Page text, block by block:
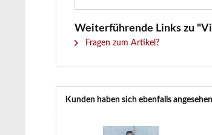
Weiterführende Links zu
Fragen zum Artikel?
Kunden haben sich ebenfalls angesehen